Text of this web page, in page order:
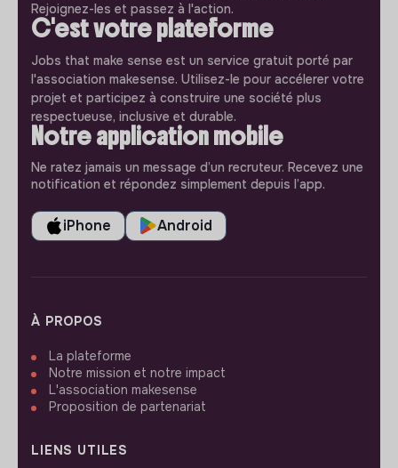
Rejoignez-les et passez à l'action.
C'est votre plateforme
Jobs that make sense est un service gratuit porté par
l'association makesense. Utilisez-le pour accélerer votre
projet et participez à construire une société plus
respectueuse, inclusive et durable.
Notre application mobile
Ne ratez jamais un message d’un recruteur. Recevez une
notification et répondez simplement depuis l’app.
iPhone Android
À PROPOS
La plateforme
Notre mission et notre impact
L'association makesense
Proposition de partenariat
LIENS UTILES